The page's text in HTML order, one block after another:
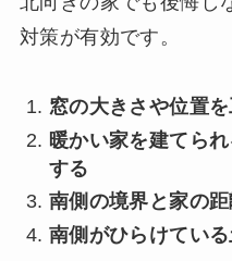
対策が有効です。
窓の大きさや位置
暖かい家を建てら
する
南側の境界と家の
南側がひらけてい